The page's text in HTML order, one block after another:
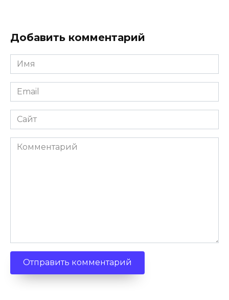
Добавить комментарий
Имя
*
Email
*
Сайт
Комментарий